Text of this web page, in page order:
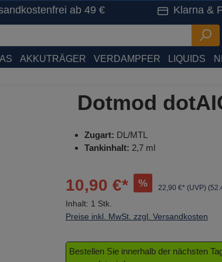
ab 49 € Klarna &
AKKUTRÄGER VERDAMPFER LIQUIDS
Dotmod
Zugart: DL/MTL
Tankinhalt: 2,7 ml
10,90 €* % 22,90 €* (UVP)
Inhalt: 1 Stk.
Preise inkl. MwSt. zzgl. Versandkosten
Bestellen Sie innerhalb der nächsten